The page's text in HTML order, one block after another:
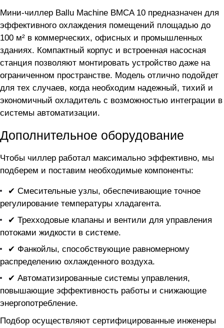
Мини-чиллер Ballu Machine BMCA 10 предназначен для
эффективного охлаждения помещений площадью до
100 м² в коммерческих, офисных и промышленных
зданиях. Компактный корпус и встроенная насосная
станция позволяют монтировать устройство даже на
ограниченном пространстве. Модель отлично подойдет
для тех случаев, когда необходим надежный, тихий и
экономичный охладитель с возможностью интеграции в
системы автоматизации.
Дополнительное оборудование
Чтобы чиллер работал максимально эффективно, мы
подберем и поставим необходимые компоненты:
✔ Смесительные узлы, обеспечивающие точное
регулирование температуры хладагента.
✔ Трехходовые клапаны и вентили для управления
потоками жидкости в системе.
✔ Фанкойлы, способствующие равномерному
распределению охлажденного воздуха.
✔ Автоматизированные системы управления,
повышающие эффективность работы и снижающие
энергопотребление.
Подбор осуществляют сертифицированные инженеры